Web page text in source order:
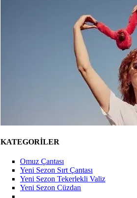
KATEGORİLER
Omuz Çantası
Yeni Sezon Sırt Çantası
Yeni Sezon Tekerlekli Valiz
Yeni Sezon Cüzdan